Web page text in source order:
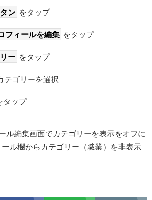
ン をタップ
フィールを編集 をタップ
ー をタップ
テゴリーを選択
タップ
ル編集画面でカテゴリーを表示をオフに
ル欄からカテゴリー（職業）を非表示